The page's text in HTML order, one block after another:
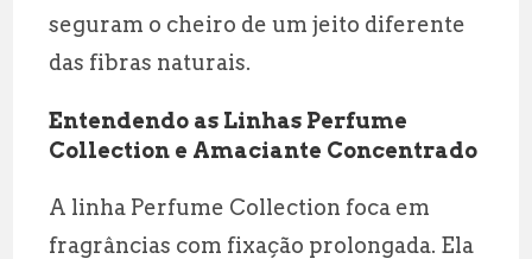
seguram o cheiro de um jeito diferente
das fibras naturais.
Entendendo as Linhas Perfume
Collection e Amaciante Concentrado
A linha Perfume Collection foca em
fragrâncias com fixação prolongada. Ela